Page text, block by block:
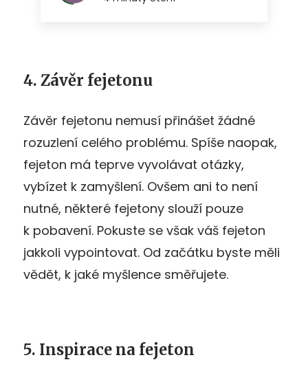
4. Závěr fejetonu
Závěr fejetonu nemusí přinášet žádné
rozuzlení celého problému. Spíše naopak,
fejeton má teprve vyvolávat otázky,
vybízet k zamyšlení. Ovšem ani to není
nutné, některé fejetony slouží pouze
k pobavení. Pokuste se však váš fejeton
jakkoli vypointovat. Od začátku byste měli
vědět, k jaké myšlence směřujete.
5. Inspirace na fejeton